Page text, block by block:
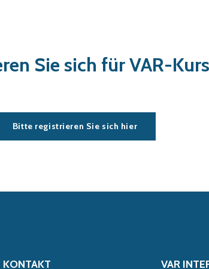
Sie sich für VAR-
Bitte registrieren Sie sich hier
KONTAKT VAR